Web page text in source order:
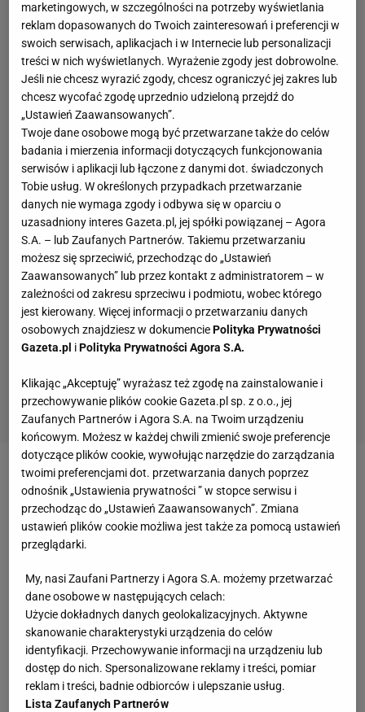
Marcelina zawadzka pozuje w bikini
Była miss najprawdopodobniej wypoczywa w
Kalifornii. Kadr zwrócił uwagę wielu obserwatorów.
Błękit tafli wody i czerwony strój kąpielowy świetnie
tutaj ze sobą współgrają.
Matko jaka figura. Jesteś najpiękniejsza.
marketingowych, w szczególności na potrzeby wyświetlania
reklam dopasowanych do Twoich zainteresowań i preferencji w
swoich serwisach, aplikacjach i w Internecie lub personalizacji
treści w nich wyświetlanych. Wyrażenie zgody jest dobrowolne.
Jeśli nie chcesz wyrazić zgody, chcesz ograniczyć jej zakres lub
chcesz wycofać zgodę uprzednio udzieloną przejdź do
„Ustawień Zaawansowanych”.
Twoje dane osobowe mogą być przetwarzane także do celów
badania i mierzenia informacji dotyczących funkcjonowania
serwisów i aplikacji lub łączone z danymi dot. świadczonych
Tobie usług. W określonych przypadkach przetwarzanie
danych nie wymaga zgody i odbywa się w oparciu o
uzasadniony interes Gazeta.pl, jej spółki powiązanej – Agora
S.A. – lub Zaufanych Partnerów. Takiemu przetwarzaniu
możesz się sprzeciwić, przechodząc do „Ustawień
Zaawansowanych” lub przez kontakt z administratorem – w
zależności od zakresu sprzeciwu i podmiotu, wobec którego
jest kierowany. Więcej informacji o przetwarzaniu danych
osobowych znajdziesz w dokumenciePolityka Prywatności
Gazeta.pl iPolityka Prywatności Agora S.A.
Klikając „Akceptuję” wyrażasz też zgodę na zainstalowanie i
przechowywanie plików cookie Gazeta.pl sp. z o.o., jej
Zaufanych Partnerów i Agora S.A. na Twoim urządzeniu
końcowym. Możesz w każdej chwili zmienić swoje preferencje
dotyczące plików cookie, wywołując narzędzie do zarządzania
twoimi preferencjami dot. przetwarzania danych poprzez
odnośnik „Ustawienia prywatności ” w stopce serwisu i
przechodząc do „Ustawień Zaawansowanych”. Zmiana
ustawień plików cookie możliwa jest także za pomocą ustawień
przeglądarki.
My, nasi Zaufani Partnerzy i Agora S.A. możemy przetwarzać
dane osobowe w następujących celach:
Użycie dokładnych danych geolokalizacyjnych. Aktywne
skanowanie charakterystyki urządzenia do celów
identyfikacji. Przechowywanie informacji na urządzeniu lub
dostęp do nich. Spersonalizowane reklamy i treści, pomiar
reklam i treści, badnie odbiorców i ulepszanie usług.
Lista Zaufanych Partnerów